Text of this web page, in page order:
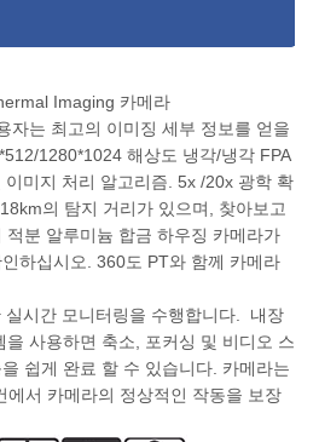
Imaging 카메라
자는 최고의 이미징 세부 정보를 얻을
1280*1024 해상도 냉각/냉각 FPA
이미지 처리 알고리즘. 5x /20x 광학 확
의 탐지 거리가 있으며, 찾아보고
분 알루미늄 합금 하우징 카메라가
하십시오. 360도 PT와 함께 카메라
시간 모니터링을 수행합니다. 내장
사용하면 축소, 포커싱 및 비디오 스
쉽게 완료 할 수 있습니다. 카메라는
에서 카메라의 정상적인 작동을 보장